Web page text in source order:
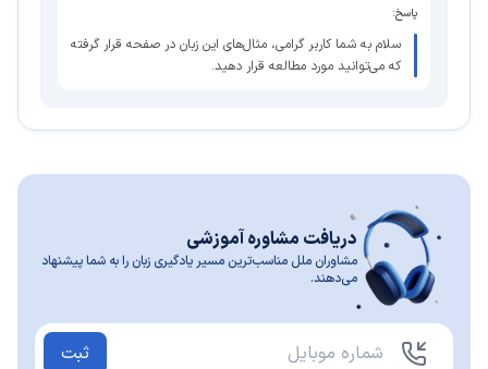
پاسخ:
سلام به شما کاربر گرامی، مثال‌های این زبان در صفحه قرار گرفته
که می‌توانید مورد مطالعه قرار دهید.
دریافت مشاوره آموزشی
مشاوران ملل مناسب‌ترین مسیر یادگیری زبان را به شما پیشنهاد
می‌دهند.
ثبت